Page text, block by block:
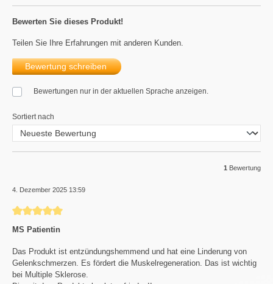
Bewerten Sie dieses Produkt!
Teilen Sie Ihre Erfahrungen mit anderen Kunden.
Bewertung schreiben
Bewertungen nur in der aktuellen Sprache anzeigen.
Sortiert nach
1 Bewertung
4. Dezember 2025 13:59
Bewertung mit 5 von 5 Sternen
MS Patientin
Das Produkt ist entzündungshemmend und hat eine Linderung von
Gelenkschmerzen. Es fördert die Muskelregeneration. Das ist wichtig
bei Multiple Sklerose.